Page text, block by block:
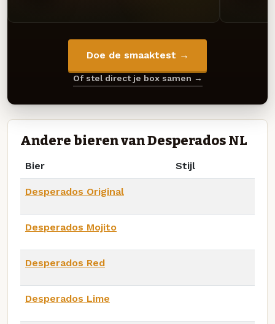
Doe de smaaktest →
Of stel direct je box samen →
Andere bieren van Desperados NL
Bier Stijl
Desperados Original
Desperados Mojito
Desperados Red
Desperados Lime